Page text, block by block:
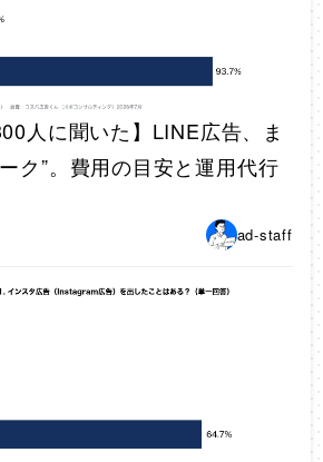
人に聞いた】LINE広告、ま
ク”。費用の目安と運用代行
ad-staff